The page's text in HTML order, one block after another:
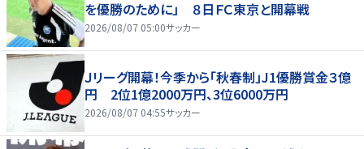
を優勝のために」 ８日ＦＣ東京と開幕戦
2026/08/07 05:00サッカー
Ｊリーグ開幕！今季から「秋春制」J1優勝賞金３億
円 2位1億2000万円、3位6000万円
2026/08/07 04:55サッカー